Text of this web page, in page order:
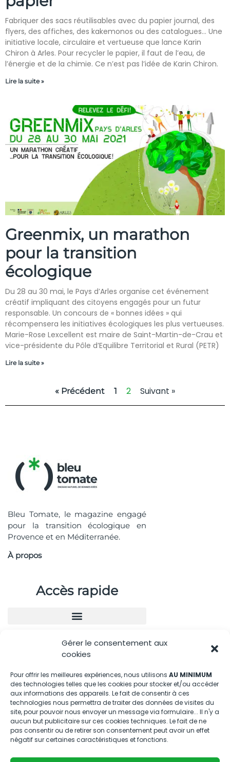
Gérer le consentement aux
cookies
Pour offrir les meilleures expériences, nous utilisons AU MINIMUM
des technologies telles que les cookies pour stocker et/ou accéder
aux informations des appareils. Le fait de consentir à ces
technologies nous permettra de traiter des données de visites du
site, pour pouvoir nous envoyer un message via formulaire... Il n'y a
aucun but publicitaire sur ces cookies techniques. Le fait de ne
pas consentir ou de retirer son consentement peut avoir un effet
négatif sur certaines caractéristiques et fonctions.
Fabriquer des sacs réutilisables avec du papier journal, des
flyers, des affiches, des kakemonos ou des catalogues… Une
initiative locale, circulaire et vertueuse que lance Karin
Chiron à Arles. Pour recycler le papier, il faut de l’eau, de
l’énergie et de la chimie. Ce n’est pas l’idée de Karin Chiron.
Lire la suite »
Greenmix, un marathon
pour la transition
écologique
Du 28 au 30 mai, le Pays d’Arles organise cet événement
créatif impliquant des citoyens engagés pour un futur
responsable. Un concours de « bonnes idées » qui
récompensera les initiatives écologiques les plus vertueuses.
Marie-Rose Lexcellent est maire de Saint-Martin-de-Crau et
vice-présidente du Pôle d’Equilibre Territorial et Rural (PETR)
Lire la suite »
« Précédent 1 2 Suivant »
Bleu Tomate, le magazine engagé
pour la transition écologique en
Provence et en Méditerranée.
À propos
Accès rapide
Nous contacter
04.88.08.75.28
contactBT@bleu-tomate.fr
Kit média
Kit média Bleu Tomate